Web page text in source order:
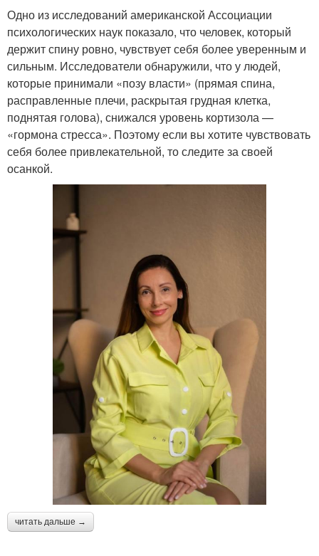
Одно из исследований американской Ассоциации
психологических наук показало, что человек, который
держит спину ровно, чувствует себя более уверенным и
сильным. Исследователи обнаружили, что у людей,
которые принимали «позу власти» (прямая спина,
расправленные плечи, раскрытая грудная клетка,
поднятая голова), снижался уровень кортизола —
«гормона стресса». Поэтому если вы хотите чувствовать
себя более привлекательной, то следите за своей
осанкой.
читать дальше →